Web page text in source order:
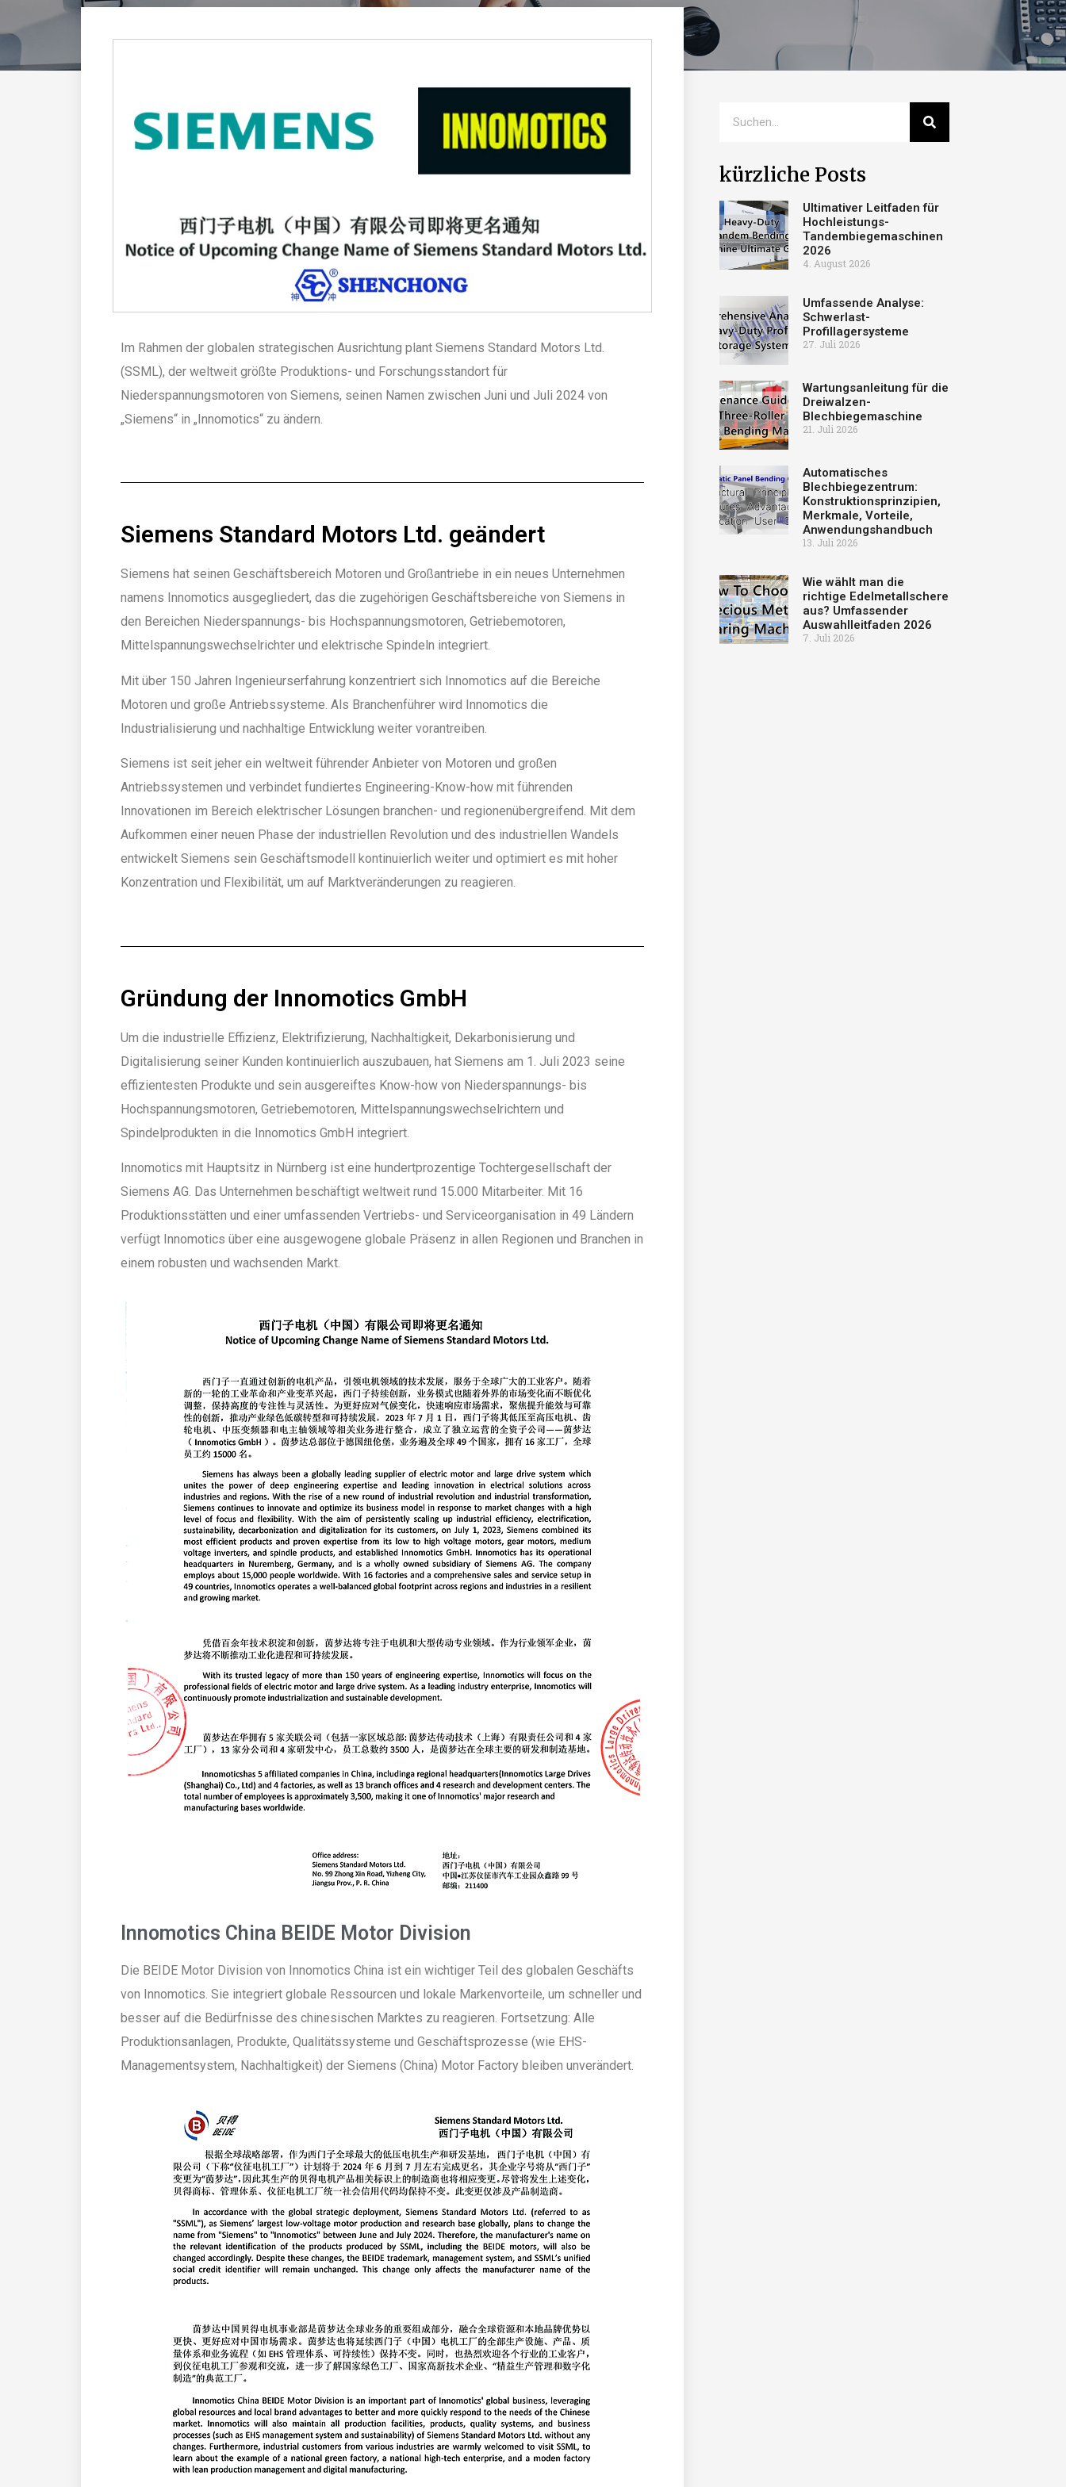
Im Rahmen der globalen strategischen Ausrichtung plant Siemens Standard Motors Ltd.
(SSML), der weltweit größte Produktions- und Forschungsstandort für
Niederspannungsmotoren von Siemens, seinen Namen zwischen Juni und Juli 2024 von
„Siemens“ in „Innomotics“ zu ändern.
Siemens Standard Motors Ltd. geändert
Siemens hat seinen Geschäftsbereich Motoren und Großantriebe in ein neues Unternehmen
namens Innomotics ausgegliedert, das die zugehörigen Geschäftsbereiche von Siemens in
den Bereichen Niederspannungs- bis Hochspannungsmotoren, Getriebemotoren,
Mittelspannungswechselrichter und elektrische Spindeln integriert.
Mit über 150 Jahren Ingenieurserfahrung konzentriert sich Innomotics auf die Bereiche
Motoren und große Antriebssysteme. Als Branchenführer wird Innomotics die
Industrialisierung und nachhaltige Entwicklung weiter vorantreiben.
Siemens ist seit jeher ein weltweit führender Anbieter von Motoren und großen
Antriebssystemen und verbindet fundiertes Engineering-Know-how mit führenden
Innovationen im Bereich elektrischer Lösungen branchen- und regionenübergreifend. Mit dem
Aufkommen einer neuen Phase der industriellen Revolution und des industriellen Wandels
entwickelt Siemens sein Geschäftsmodell kontinuierlich weiter und optimiert es mit hoher
Konzentration und Flexibilität, um auf Marktveränderungen zu reagieren.
Gründung der Innomotics GmbH
Um die industrielle Effizienz, Elektrifizierung, Nachhaltigkeit, Dekarbonisierung und
Digitalisierung seiner Kunden kontinuierlich auszubauen, hat Siemens am 1. Juli 2023 seine
effizientesten Produkte und sein ausgereiftes Know-how von Niederspannungs- bis
Hochspannungsmotoren, Getriebemotoren, Mittelspannungswechselrichtern und
Spindelprodukten in die Innomotics GmbH integriert.
Innomotics mit Hauptsitz in Nürnberg ist eine hundertprozentige Tochtergesellschaft der
Siemens AG. Das Unternehmen beschäftigt weltweit rund 15.000 Mitarbeiter. Mit 16
Produktionsstätten und einer umfassenden Vertriebs- und Serviceorganisation in 49 Ländern
verfügt Innomotics über eine ausgewogene globale Präsenz in allen Regionen und Branchen in
einem robusten und wachsenden Markt.
Innomotics China BEIDE Motor Division
Die BEIDE Motor Division von Innomotics China ist ein wichtiger Teil des globalen Geschäfts
von Innomotics. Sie integriert globale Ressourcen und lokale Markenvorteile, um schneller und
besser auf die Bedürfnisse des chinesischen Marktes zu reagieren. Fortsetzung: Alle
Produktionsanlagen, Produkte, Qualitätssysteme und Geschäftsprozesse (wie EHS-
Managementsystem, Nachhaltigkeit) der Siemens (China) Motor Factory bleiben unverändert.
kürzliche Posts
Ultimativer Leitfaden für
Hochleistungs-
Tandembiegemaschinen
2026
4. August 2026
Umfassende Analyse:
Schwerlast-
Profillagersysteme
27. Juli 2026
Wartungsanleitung für die
Dreiwalzen-
Blechbiegemaschine
21. Juli 2026
Automatisches
Blechbiegezentrum:
Konstruktionsprinzipien,
Merkmale, Vorteile,
Anwendungshandbuch
13. Juli 2026
Wie wählt man die
richtige Edelmetallschere
aus? Umfassender
Auswahlleitfaden 2026
7. Juli 2026